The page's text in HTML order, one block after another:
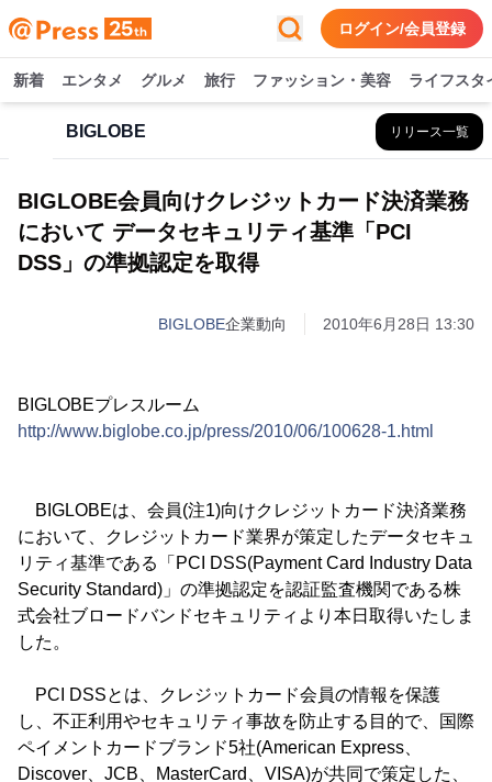
ログイン/会員登録
新着 エンタメ グルメ 旅行 ファッション・美容 ライフスタ
BIGLOBE リリース一覧
BIGLOBE会員向けクレジットカード決済業務
において データセキュリティ基準「PCI
DSS」の準拠認定を取得
BIGLOBE企業動向 2010年6月28日 13:30
BIGLOBEプレスルーム
http://www.biglobe.co.jp/press/2010/06/100628-1.html
BIGLOBEは、会員(注1)向けクレジットカード決済業務
において、クレジットカード業界が策定したデータセキュ
リティ基準である「PCI DSS(Payment Card Industry Data
Security Standard)」の準拠認定を認証監査機関である株
式会社ブロードバンドセキュリティより本日取得いたしま
した。
PCI DSSとは、クレジットカード会員の情報を保護
し、不正利用やセキュリティ事故を防止する目的で、国際
ペイメントカードブランド5社(American Express、
Discover、JCB、MasterCard、VISA)が共同で策定した、